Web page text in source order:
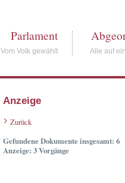
Parlament
Vom Volk gewählt Alle auf
Anzeige
Zurück
Gefundene Dokumente insgesamt: 6
Anzeige: 3 Vorgänge